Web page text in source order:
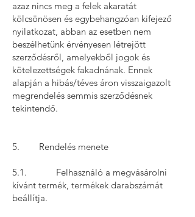
azaz nincs meg a felek akaratát
kölcsönösen és egybehangzóan kifejező
nyilatkozat, abban az esetben nem
beszélhetünk érvényesen létrejött
szerződésről, amelyekből jogok és
kötelezettségek fakadnának. Ennek
alapján a hibás/téves áron visszaigazolt
megrendelés semmis szerződésnek
tekintendő.
5. Rendelés menete
5.1. Felhasználó a megvásárolni
kívánt termék, termékek darabszámát
beállítja.